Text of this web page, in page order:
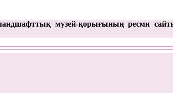
музей-қорығының ресми